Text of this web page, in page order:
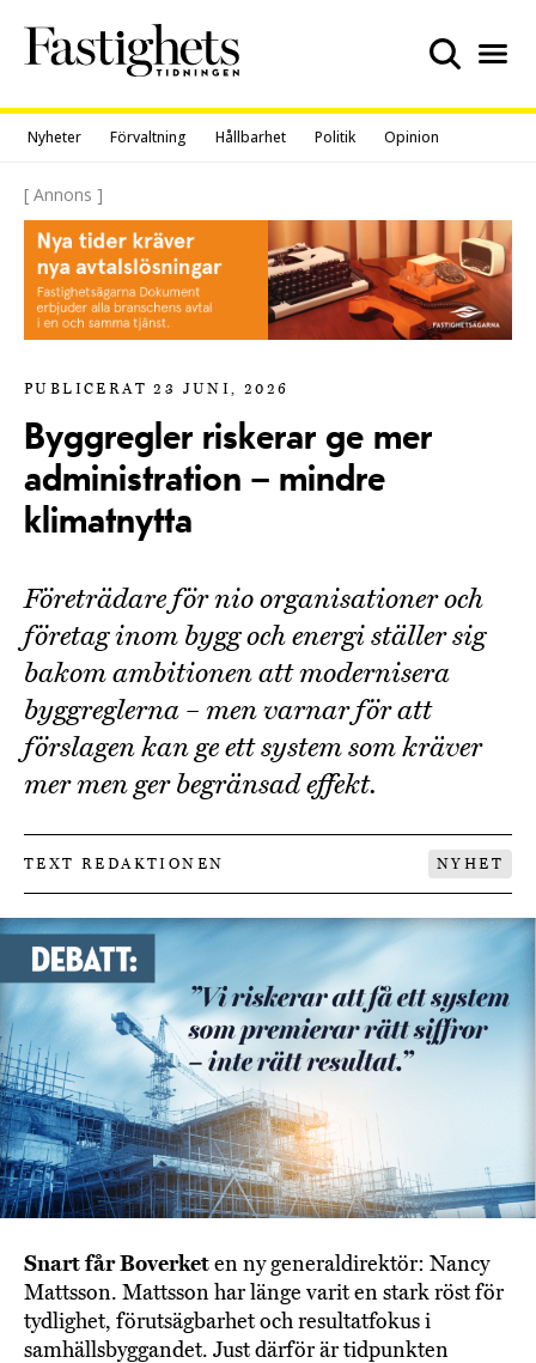
content
Nyheter Förvaltning Hållbarhet Politik Opinion
[ Annons ]
PUBLICERAT 23 JUNI, 2026
Byggregler riskerar ge mer
administration – mindre
klimatnytta
Företrädare för nio organisationer och
företag inom bygg och energi ställer sig
bakom ambitionen att modernisera
byggreglerna – men varnar för att
förslagen kan ge ett system som kräver
mer men ger begränsad effekt.
TEXT REDAKTIONEN NYHET
Snart får Boverketen ny generaldirektör: Nancy
Mattsson. Mattsson har länge varit en stark röst för
tydlighet, förutsägbarhet och resultatfokus i
samhällsbyggandet. Just därför är tidpunkten